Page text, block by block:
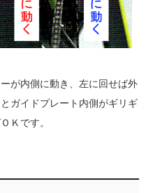
が内側に動き、左に回せば外
ガイドプレート内側がギリギ
Ｋです。